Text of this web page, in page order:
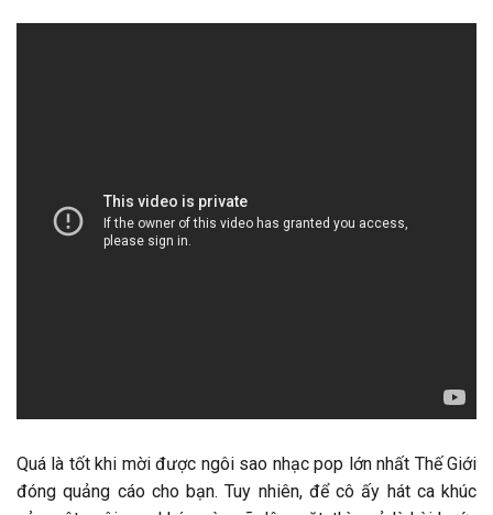
Quá là tốt khi mời được ngôi sao nhạc pop lớn nhất Thế Giới
đóng quảng cáo cho bạn. Tuy nhiên, để cô ấy hát ca khúc